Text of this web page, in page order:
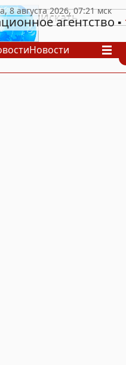
агентство
Новости